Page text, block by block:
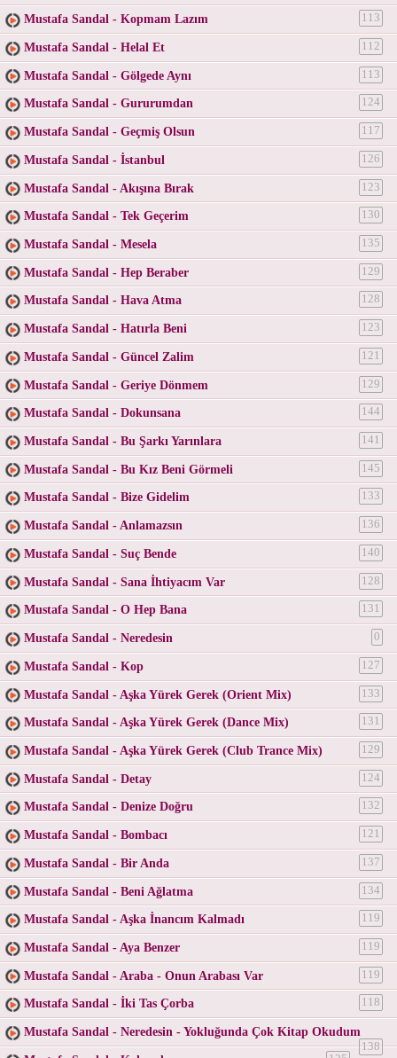
Mustafa Sandal - Kopmam Lazım 113
Mustafa Sandal - Helal Et 112
Mustafa Sandal - Gölgede Aynı 113
Mustafa Sandal - Gururumdan 124
Mustafa Sandal - Geçmiş Olsun 117
Mustafa Sandal - İstanbul 126
Mustafa Sandal - Akışına Bırak 123
Mustafa Sandal - Tek Geçerim 130
Mustafa Sandal - Mesela 135
Mustafa Sandal - Hep Beraber 129
Mustafa Sandal - Hava Atma 128
Mustafa Sandal - Hatırla Beni 123
Mustafa Sandal - Güncel Zalim 121
Mustafa Sandal - Geriye Dönmem 129
Mustafa Sandal - Dokunsana 144
Mustafa Sandal - Bu Şarkı Yarınlara 141
Mustafa Sandal - Bu Kız Beni Görmeli 145
Mustafa Sandal - Bize Gidelim 133
Mustafa Sandal - Anlamazsın 136
Mustafa Sandal - Suç Bende 140
Mustafa Sandal - Sana İhtiyacım Var 128
Mustafa Sandal - O Hep Bana 131
Mustafa Sandal - Neredesin 0
Mustafa Sandal - Kop 127
Mustafa Sandal - Aşka Yürek Gerek (Orient Mix) 133
Mustafa Sandal - Aşka Yürek Gerek (Dance Mix) 131
Mustafa Sandal - Aşka Yürek Gerek (Club Trance Mix) 129
Mustafa Sandal - Detay 124
Mustafa Sandal - Denize Doğru 132
Mustafa Sandal - Bombacı 121
Mustafa Sandal - Bir Anda 137
Mustafa Sandal - Beni Ağlatma 134
Mustafa Sandal - Aşka İnancım Kalmadı 119
Mustafa Sandal - Aya Benzer 119
Mustafa Sandal - Araba - Onun Arabası Var 119
Mustafa Sandal - İki Tas Çorba 118
Mustafa Sandal - Neredesin - Yokluğunda Çok Kitap Okudum
138